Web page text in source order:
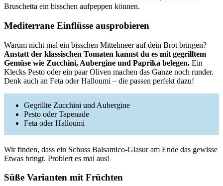
Bruschetta ein bisschen aufpeppen können.
Mediterrane Einflüsse ausprobieren
Warum nicht mal ein bisschen Mittelmeer auf dein Brot bringen?
Anstatt der klassischen Tomaten kannst du es mit gegrilltem
Gemüse wie Zucchini, Aubergine und Paprika belegen. Ein
Klecks Pesto oder ein paar Oliven machen das Ganze noch runder.
Denk auch an Feta oder Halloumi – die passen perfekt dazu!
Gegrillte Zucchini und Aubergine
Pesto oder Tapenade
Feta oder Halloumi
Wir finden, dass ein Schuss Balsamico-Glasur am Ende das gewisse
Etwas bringt. Probiert es mal aus!
Süße Varianten mit Früchten